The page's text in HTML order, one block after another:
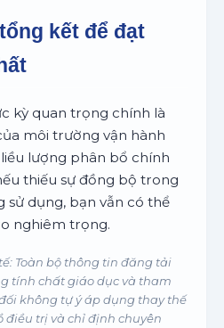
kết để đạt
kỳ quan trọng chính là
môi trường vận hành
lượng phân bổ chính
thiếu sự đồng bộ trong
sử dụng, bạn vẫn có thể
nghiêm trọng.
Toàn bộ thông tin đăng tải
tính chất giáo dục và tham
không tự ý áp dụng thay thế
điều trị và chỉ định chuyên